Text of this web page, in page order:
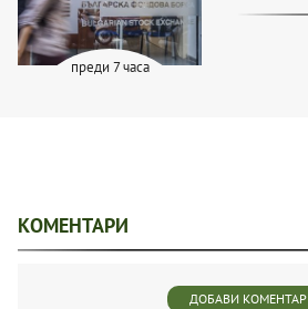
преди 7 часа
КОМЕНТАРИ
ДОБАВИ КОМЕНТАР